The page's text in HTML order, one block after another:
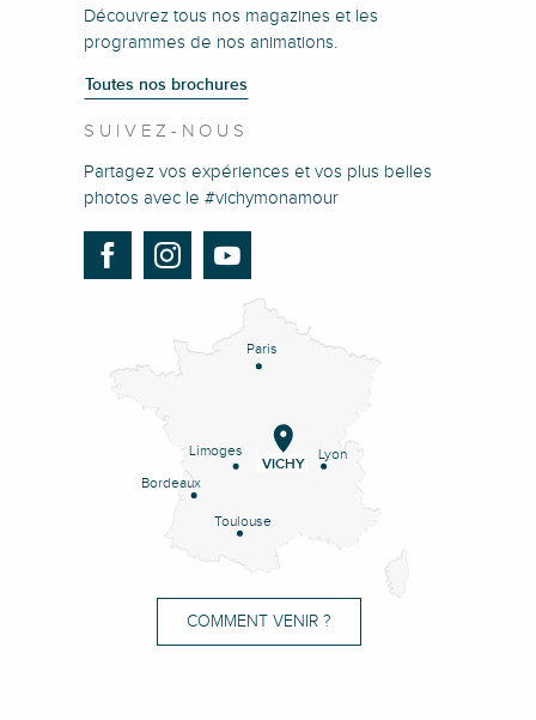
Découvrez tous nos magazines et les
programmes de nos animations.
Toutes nos brochures
SUIVEZ-NOUS
Partagez vos expériences et vos plus belles
photos avec le #vichymonamour
Paris
Lyon
Limoges
Bordeaux
Toulouse
VICHY
COMMENT VENIR ?